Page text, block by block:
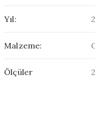
Yıl:
Malzeme:
Ölçüler